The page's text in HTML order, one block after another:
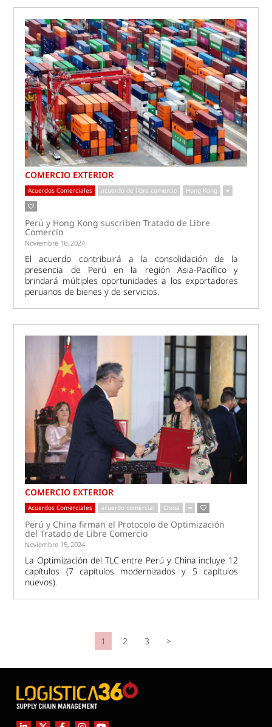
COMERCIO EXTERIOR
Acuerdos Comerciales acuerdo de libre comercio Hong Kong
Perú y Hong Kong suscriben Tratado de Libre
Comercio
Noviembre 16, 2024
El acuerdo contribuirá a la consolidación de la
presencia de Perú en la región Asia-Pacífico y
brindará múltiples oportunidades a los exportadores
peruanos de bienes y de servicios.
COMERCIO EXTERIOR
Acuerdos Comerciales acuerdo comercial China
Perú y China firman el Protocolo de Optimización
del Tratado de Libre Comercio
Noviembre 15, 2024
La Optimización del TLC entre Perú y China incluye 12
capítulos (7 capítulos modernizados y 5 capítulos
nuevos).
1 2 3 >